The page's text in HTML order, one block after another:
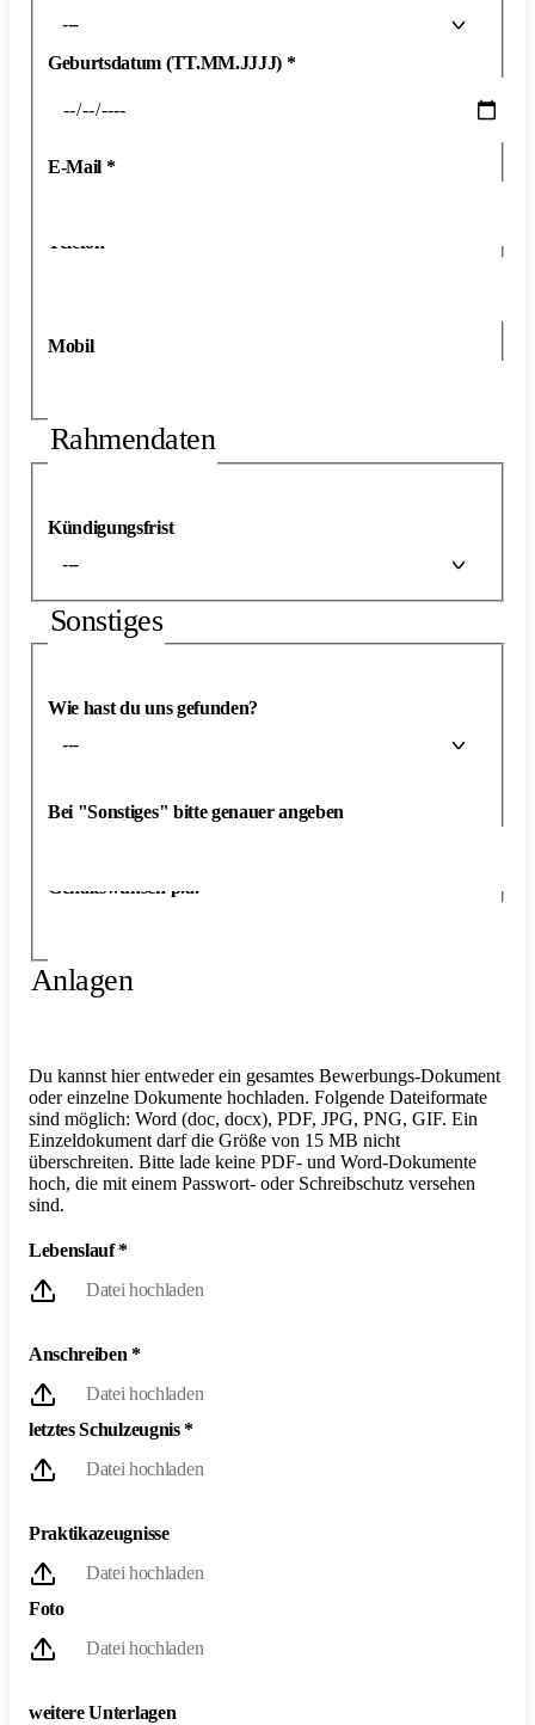
---
Geburtsdatum (TT.MM.JJJJ) *
E-Mail *
Telefon
Mobil
Rahmendaten
Kündigungsfrist
---
Sonstiges
Wie hast du uns gefunden?
---
Bei "Sonstiges" bitte genauer angeben
Gehaltswunsch p.a.
Anlagen
Du kannst hier entweder ein gesamtes Bewerbungs-Dokument
oder einzelne Dokumente hochladen. Folgende Dateiformate
sind möglich: Word (doc, docx), PDF, JPG, PNG, GIF. Ein
Einzeldokument darf die Größe von 15 MB nicht
überschreiten. Bitte lade keine PDF- und Word-Dokumente
hoch, die mit einem Passwort- oder Schreibschutz versehen
sind.
Lebenslauf*
Datei hochladen
Anschreiben*
Datei hochladen
letztes Schulzeugnis*
Datei hochladen
Praktikazeugnisse
Datei hochladen
Foto
Datei hochladen
weitere Unterlagen